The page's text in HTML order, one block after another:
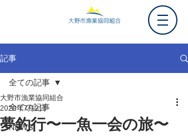
記事
全ての記事
NEWS
全ての記事
夢釣行〜一魚一会の旅〜
大野市漁業協同組合
2020年7月2日